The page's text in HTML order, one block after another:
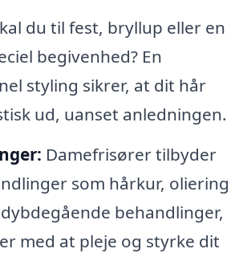
du til fest, bryllup eller en
begivenhed? En
styling sikrer, at dit hår
ud, uanset anledningen.
Damefrisører tilbyder
som hårkur, oliering
behandlinger,
med at pleje og styrke dit